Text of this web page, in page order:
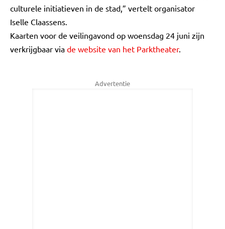
culturele initiatieven in de stad,” vertelt organisator
Iselle Claassens.
Kaarten voor de veilingavond op woensdag 24 juni zijn
verkrijgbaar via de website van het Parktheater.
Advertentie